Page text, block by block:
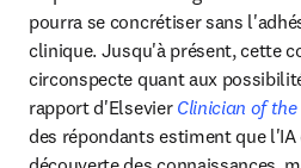
pourra se concrétiser sans
clinique. Jusqu'à présent, cette
circonspecte quant aux
rapport d'Elsevier Clinician of
des répondants estiment que